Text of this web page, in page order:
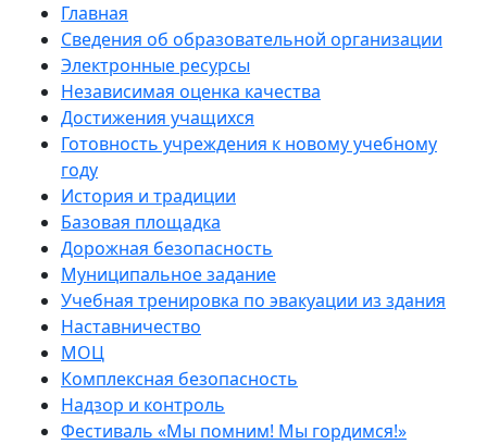
Главная
Сведения об образовательной организации
Электронные ресурсы
Независимая оценка качества
Достижения учащихся
Готовность учреждения к новому учебному
году
История и традиции
Базовая площадка
Дорожная безопасность
Муниципальное задание
Учебная тренировка по эвакуации из здания
Наставничество
МОЦ
Комплексная безопасность
Надзор и контроль
Фестиваль «Мы помним! Мы гордимся!»